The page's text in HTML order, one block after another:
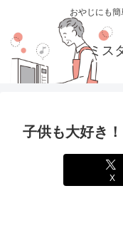
おやじにも
ミス
子供も大好き
X